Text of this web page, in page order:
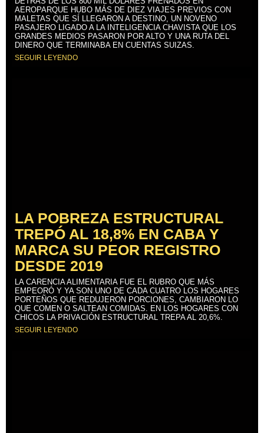
AEROPARQUE HUBO MÁS DE DIEZ VIAJES PREVIOS CON
MALETAS QUE SÍ LLEGARON A DESTINO, UN NOVENO
PASAJERO LIGADO A LA INTELIGENCIA CHAVISTA QUE LOS
GRANDES MEDIOS PASARON POR ALTO Y UNA RUTA DEL
DINERO QUE TERMINABA EN CUENTAS SUIZAS.
SEGUIR LEYENDO
LA POBREZA ESTRUCTURAL
TREPÓ AL 18,8% EN CABA Y
MARCA SU PEOR REGISTRO
DESDE 2019
LA CARENCIA ALIMENTARIA FUE EL RUBRO QUE MÁS
EMPEORÓ Y YA SON UNO DE CADA CUATRO LOS HOGARES
PORTEÑOS QUE REDUJERON PORCIONES, CAMBIARON LO
QUE COMEN O SALTEAN COMIDAS. EN LOS HOGARES CON
CHICOS LA PRIVACIÓN ESTRUCTURAL TREPA AL 20,6%.
SEGUIR LEYENDO